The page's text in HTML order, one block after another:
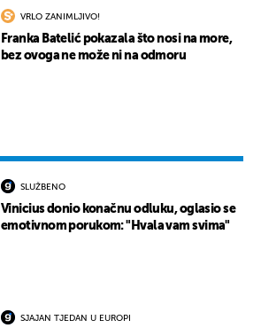
VRLO ZANIMLJIVO!
Franka Batelić pokazala što nosi na more,
bez ovoga ne može ni na odmoru
SLUŽBENO
Vinicius donio konačnu odluku, oglasio se
emotivnom porukom: "Hvala vam svima"
SJAJAN TJEDAN U EUROPI